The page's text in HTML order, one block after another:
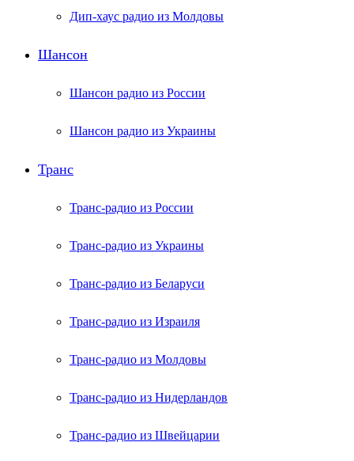
Дип-хаус радио из Молдовы
Шансон
Шансон радио из России
Шансон радио из Украины
Транс
Транс-радио из России
Транс-радио из Украины
Транс-радио из Беларуси
Транс-радио из Израиля
Транс-радио из Молдовы
Транс-радио из Нидерландов
Транс-радио из Швейцарии